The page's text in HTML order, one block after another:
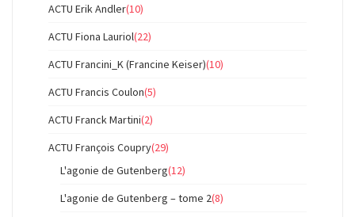
ACTU Erik Andler(10)
ACTU Fiona Lauriol(22)
ACTU Francini_K (Francine Keiser)(10)
ACTU Francis Coulon(5)
ACTU Franck Martini(2)
ACTU François Coupry(29)
L'agonie de Gutenberg(12)
L'agonie de Gutenberg – tome 2(8)